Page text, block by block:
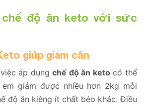
độ ăn keto với sức
giúp giảm cân
áp dụngchế độ ăn ketocó thể
giảm được nhiều hơn 2kg mỗi
độ ăn kiêng ít chất béo khác. Điều